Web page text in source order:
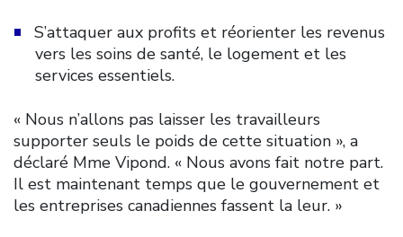
S’attaquer aux profits et réorienter les revenus
vers les soins de santé, le logement et les
services essentiels.
« Nous n’allons pas laisser les travailleurs
supporter seuls le poids de cette situation », a
déclaré Mme Vipond. « Nous avons fait notre part.
Il est maintenant temps que le gouvernement et
les entreprises canadiennes fassent la leur. »